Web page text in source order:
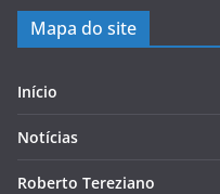
Mapa do site
Início
Notícias
Roberto Tereziano